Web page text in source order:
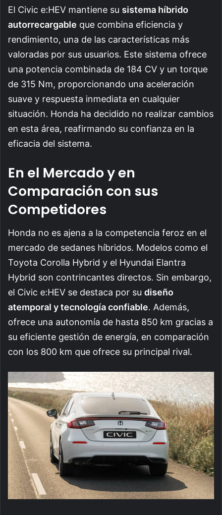
El Civic e:HEV mantiene su sistema híbrido
autorrecargable que combina eficiencia y
rendimiento, una de las características más
valoradas por sus usuarios. Este sistema ofrece
una potencia combinada de 184 CV y un torque
de 315 Nm, proporcionando una aceleración
suave y respuesta inmediata en cualquier
situación. Honda ha decidido no realizar cambios
en esta área, reafirmando su confianza en la
eficacia del sistema.
En el Mercado y en
Comparación con sus
Competidores
Honda no es ajena a la competencia feroz en el
mercado de sedanes híbridos. Modelos como el
Toyota Corolla Hybrid y el Hyundai Elantra
Hybrid son contrincantes directos. Sin embargo,
el Civic e:HEV se destaca por su diseño
atemporal y tecnología confiable. Además,
ofrece una autonomía de hasta 850 km gracias a
su eficiente gestión de energía, en comparación
con los 800 km que ofrece su principal rival.